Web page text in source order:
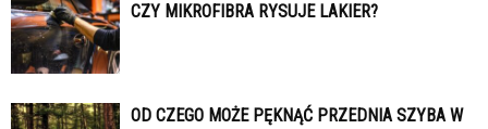
CZY MIKROFIBRA RYSUJE LAKIER?
OD CZEGO MOŻE PĘKNĄĆ PRZEDNIA SZYBA W